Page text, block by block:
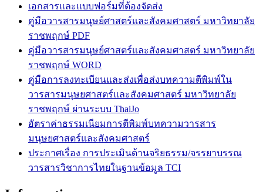
เอกสารและแบบฟอร์มที่ต้องจัดส่ง
คู่มือวารสารมนุษย์ศาสตร์และสังคมศาสตร์ มหาวิทยาลัย
ราชพฤกษ์ PDF
คู่มือวารสารมนุษย์ศาสตร์และสังคมศาสตร์ มหาวิทยาลัย
ราชพฤกษ์ WORD
คู่มือการลงทะเบียนและส่งเพื่อส่งบทความตีพิมพ์ใน
วารสารมนุษยศาสตร์และสังคมศาสตร์ มหาวิทยาลัย
ราชพฤกษ์ ผ่านระบบ ThaiJo
อัตราค่าธรรมเนียมการตีพิมพ์บทความวารสาร
มนุษยศาสตร์และสังคมศาสตร์
ประกาศเรื่อง การประเมินด้านจริยธรรม/จรรยาบรรณ
วารสารวิชาการไทยในฐานข้อมูล TCI